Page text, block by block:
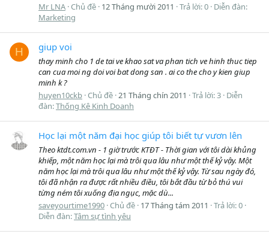
Mr LNA Chủ đề 12 Tháng mười 2011 Trả lời: 0 Diễn đàn:
Marketing
H giup voi
thay minh cho 1 de tai ve khao sat va phan tich ve hinh thuc tiep
can cua moi ng doi voi bat dong san . ai co the cho y kien giup
minh k ?
huyen10ckb Chủ đề 21 Tháng chín 2011 Trả lời: 3 Diễn
đàn:Thống Kê Kinh Doanh
Học lại một năm đại học giúp tôi biết tự vươn lên
Theo ktdt.com.vn - 1 giờ trước KTĐT - Thời gian với tôi dài khủng
khiếp, một năm học lại mà trôi qua lâu như một thế kỷ vậy. Một
năm học lại mà trôi qua lâu như một thế kỷ vậy. Từ sau ngày đó,
tôi đã nhận ra được rất nhiều điều, tôi bắt đầu từ bỏ thú vui
từng ném tôi xuống địa ngục, mặc dù...
saveyourtime1990 Chủ đề 17 Tháng tám 2011
Trả lời: 0
Diễn đàn:Tâm sự tình yêu